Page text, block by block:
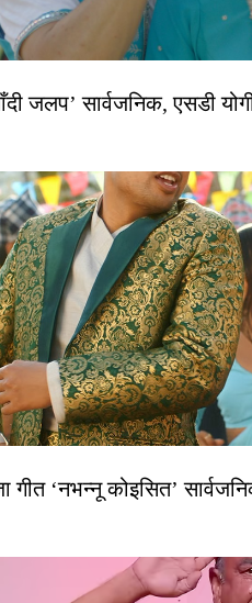
जलप’ सार्वजनिक, एसडी
गीत ‘नभन्नू कोइसित’